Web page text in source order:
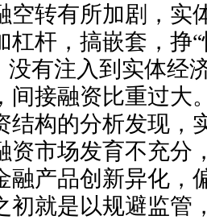
空转有所加剧，实
杠杆，搞嵌套，挣
没有注入到实体经
间接融资比重过大
结构的分析发现，
资市场发育不充分
融产品创新异化，
初就是以规避监管